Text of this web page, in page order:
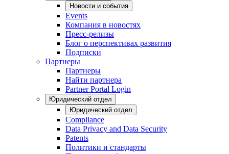
Новости и события
Events
Компания в новостях
Пресс-релизы
Блог о перспективах развития
Подписки
Партнеры
Партнеры
Найти партнера
Partner Portal Login
Юридический отдел
Юридический отдел
Compliance
Data Privacy and Data Security
Patents
Политики и стандарты